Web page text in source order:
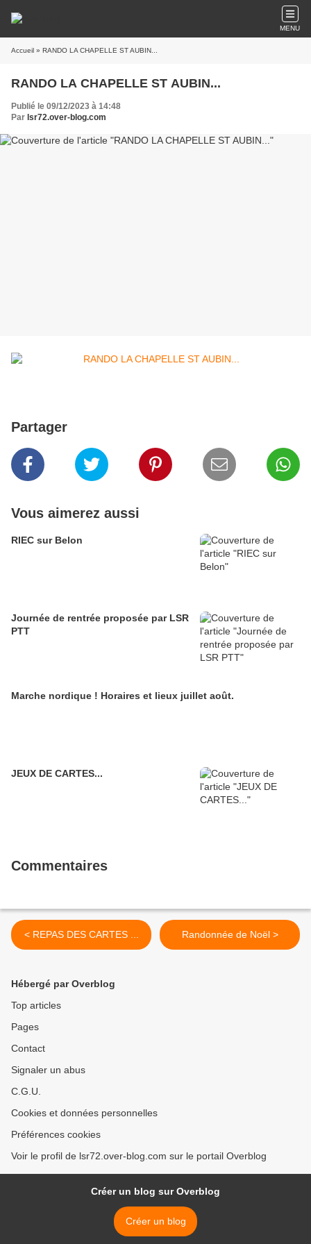
MENU
Accueil » RANDO LA CHAPELLE ST AUBIN...
RANDO LA CHAPELLE ST AUBIN...
Publié le 09/12/2023 à 14:48
Par lsr72.over-blog.com
Partager
Vous aimerez aussi
RIEC sur Belon
Journée de rentrée proposée par LSR
PTT
Marche nordique ! Horaires et lieux juillet août.
JEUX DE CARTES...
Commentaires
< REPAS DES CARTES ... Randonnée de Noël >
Hébergé par Overblog
Top articles
Pages
Contact
Signaler un abus
C.G.U.
Cookies et données personnelles
Préférences cookies
Voir le profil de lsr72.over-blog.com sur le portail Overblog
Créer un blog sur Overblog
Créer un blog